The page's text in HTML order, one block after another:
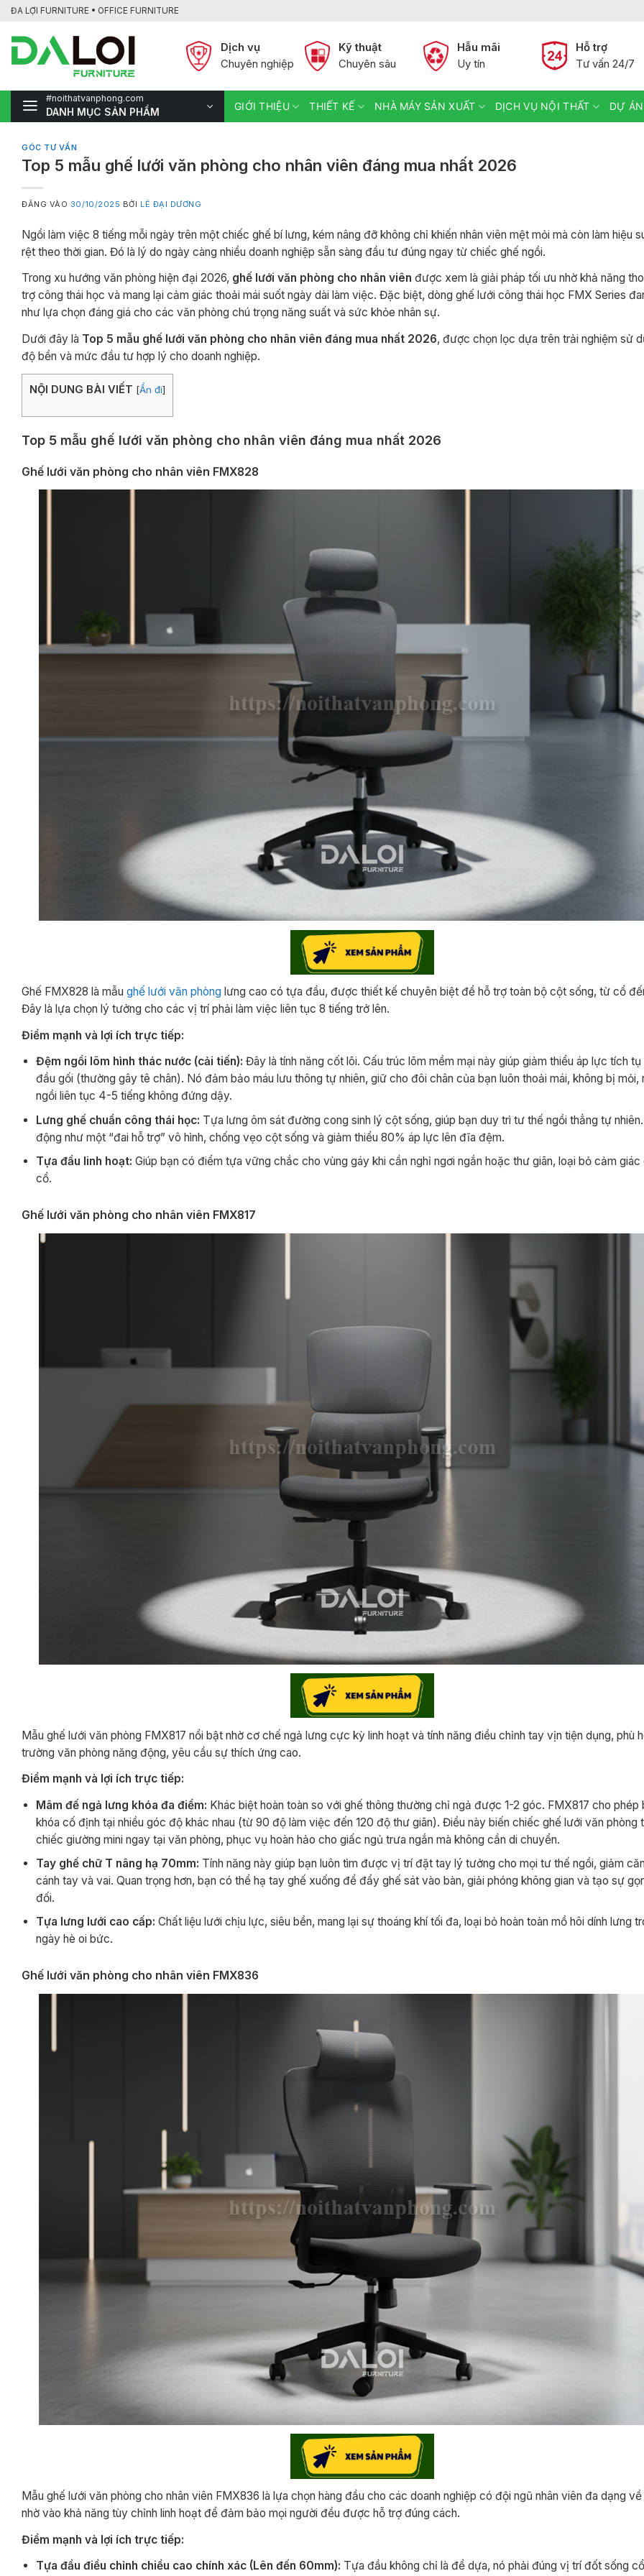
Bỏ
nội
dung
ĐA LỢI FURNITURE • OFFICE FURNITURE
Dịch vụ
Chuyên nghiệp
Kỹ thuật
Chuyên sâu
Hẫu mãi
Uy tín
Hỗ trợ
Tư vấn 24/7
#noithatvanphong.com
DANH MỤC SẢN PHẨM GIỚI THIỆU THIẾT KẾ NHÀ MÁY SẢN XUẤT DỊCH VỤ NỘI THẤT DỰ
GÓC TƯ VẤN
Top 5 mẫu ghế lưới văn phòng cho nhân viên đáng mua nhất 2026
ĐĂNG VÀO 30/10/2025 BỞI LÊ ĐẠI DƯƠNG
Ngồi làm việc 8 tiếng mỗi ngày trên một chiếc ghế bí lưng, kém nâng đỡ không chỉ khiến nhân viên mệt mỏi mà còn làm hiệu
rệt theo thời gian. Đó là lý do ngày càng nhiều doanh nghiệp sẵn sàng đầu tư đúng ngay từ chiếc ghế ngồi.
Trong xu hướng văn phòng hiện đại 2026, ghế lưới văn phòng cho nhân viên được xem là giải pháp tối ưu nhờ khả năng
trợ công thái học và mang lại cảm giác thoải mái suốt ngày dài làm việc. Đặc biệt, dòng ghế lưới công thái học FMX Series
như lựa chọn đáng giá cho các văn phòng chú trọng năng suất và sức khỏe nhân sự.
Dưới đây là Top 5 mẫu ghế lưới văn phòng cho nhân viên đáng mua nhất 2026, được chọn lọc dựa trên trải nghiệm sử
độ bền và mức đầu tư hợp lý cho doanh nghiệp.
NỘI DUNG BÀI VIẾT [Ẩn đi]
Top 5 mẫu ghế lưới văn phòng cho nhân viên đáng mua nhất 2026
Ghế lưới văn phòng cho nhân viên FMX828
Ghế FMX828 là mẫu ghế lưới văn phòng lưng cao có tựa đầu, được thiết kế chuyên biệt để hỗ trợ toàn bộ cột sống, từ cổ
Đây là lựa chọn lý tưởng cho các vị trí phải làm việc liên tục 8 tiếng trở lên.
Điểm mạnh và lợi ích trực tiếp:
Đệm ngồi lõm hình thác nước (cải tiến): Đây là tính năng cốt lõi. Cấu trúc lõm mềm mại này giúp giảm thiểu áp lực tích
đầu gối (thường gây tê chân). Nó đảm bảo máu lưu thông tự nhiên, giữ cho đôi chân của bạn luôn thoải mái, không bị mỏi,
ngồi liên tục 4-5 tiếng không đứng dậy.
Lưng ghế chuẩn công thái học: Tựa lưng ôm sát đường cong sinh lý cột sống, giúp bạn duy trì tư thế ngồi thẳng tự
động như một “đai hỗ trợ” vô hình, chống vẹo cột sống và giảm thiểu 80% áp lực lên đĩa đệm.
Tựa đầu linh hoạt: Giúp bạn có điểm tựa vững chắc cho vùng gáy khi cần nghỉ ngơi ngắn hoặc thư giãn, loại bỏ cảm
cổ.
Ghế lưới văn phòng cho nhân viên FMX817
Mẫu ghế lưới văn phòng FMX817 nổi bật nhờ cơ chế ngả lưng cực kỳ linh hoạt và tính năng điều chỉnh tay vịn tiện dụng, phù
trường văn phòng năng động, yêu cầu sự thích ứng cao.
Điểm mạnh và lợi ích trực tiếp:
Mâm đế ngả lưng khóa đa điểm: Khác biệt hoàn toàn so với ghế thông thường chỉ ngả được 1-2 góc. FMX817 cho phép
khóa cố định tại nhiều góc độ khác nhau (từ 90 độ làm việc đến 120 độ thư giãn). Điều này biến chiếc ghế lưới văn phòng
chiếc giường mini ngay tại văn phòng, phục vụ hoàn hảo cho giấc ngủ trưa ngắn mà không cần di chuyển.
Tay ghế chữ T nâng hạ 70mm: Tính năng này giúp bạn luôn tìm được vị trí đặt tay lý tưởng cho mọi tư thế ngồi, giảm
cánh tay và vai. Quan trọng hơn, bạn có thể hạ tay ghế xuống để đẩy ghế sát vào bàn, giải phóng không gian và tạo sự
đối.
Tựa lưng lưới cao cấp: Chất liệu lưới chịu lực, siêu bền, mang lại sự thoáng khí tối đa, loại bỏ hoàn toàn mồ hôi dính lưng
ngày hè oi bức.
Ghế lưới văn phòng cho nhân viên FMX836
Mẫu ghế lưới văn phòng cho nhân viên FMX836 là lựa chọn hàng đầu cho các doanh nghiệp có đội ngũ nhân viên đa dạng
nhờ vào khả năng tùy chỉnh linh hoạt để đảm bảo mọi người đều được hỗ trợ đúng cách.
Điểm mạnh và lợi ích trực tiếp:
Tựa đầu điều chỉnh chiều cao chính xác (Lên đến 60mm): Tựa đầu không chỉ là để dựa, nó phải đúng vị trí đốt sống